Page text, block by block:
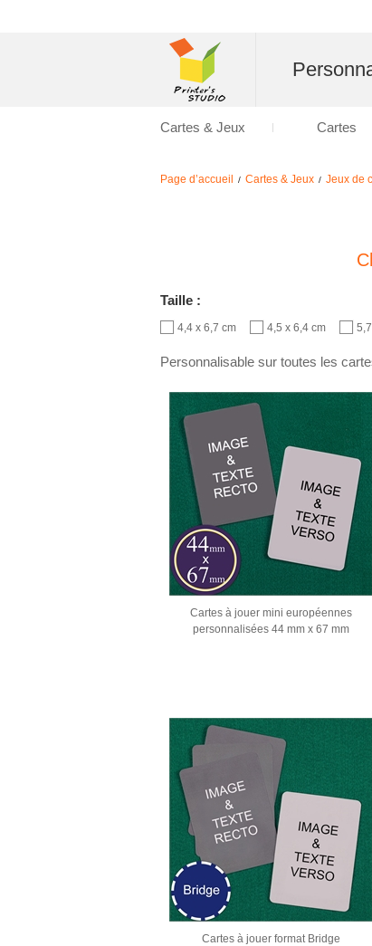
Page d’accueil / Cartes & Jeux / Jeux de
Taille :
4,4 x 6,7 cm 4,5 x 6,4 cm
Personnalisable sur toutes les
Cartes à jouer mini européennes
personnalisées 44 mm x 67 mm
Cartes à jouer format Bridge
Cartes & Jeux Cartes